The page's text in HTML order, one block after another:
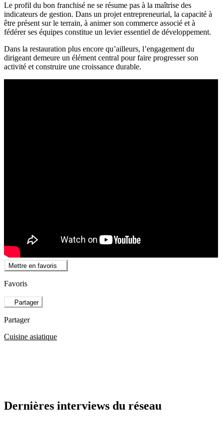
Le profil du bon franchisé ne se résume pas à la maîtrise des
indicateurs de gestion. Dans un projet entrepreneurial, la capacité à
être présent sur le terrain, à animer son commerce associé et à
fédérer ses équipes constitue un levier essentiel de développement.
Dans la restauration plus encore qu’ailleurs, l’engagement du
dirigeant demeure un élément central pour faire progresser son
activité et construire une croissance durable.
Mettre en favoris
Favoris
Partager
Partager
Cuisine asiatique
Dernières interviews du réseau